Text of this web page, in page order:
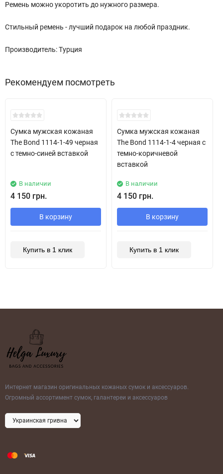
Ремень можно укоротить до нужного размера.
Стильный ремень - лучший подарок на любой праздник.
Производитель: Турция
Рекомендуем посмотреть
Сумка мужская кожаная
The Bond 1114-1-49 черная
с темно-синей вставкой
В наличии
4 150 грн.
В корзину
Купить в 1 клик
Сумка мужская кожаная
The Bond 1114-1-4 черная с
темно-коричневой
вставкой
В наличии
4 150 грн.
В корзину
Купить в 1 клик
Интернет магазин оригинальных кожаных сумок и аксессуаров.
Огромный ассортимент сумок, галантереи и аксессуаров